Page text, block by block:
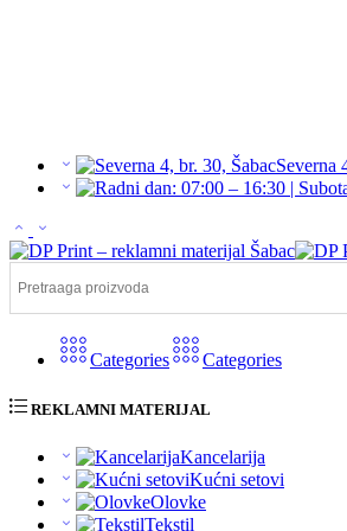
Severna
Categories Categories
REKLAMNI MATERIJAL
Kancelarija
Kućni setovi
Olovke
Tekstil